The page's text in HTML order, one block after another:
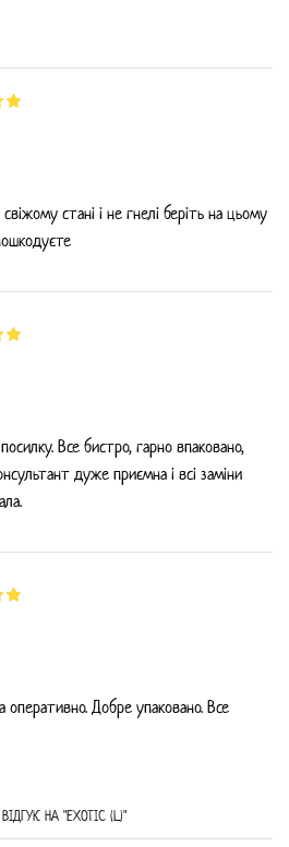
стані і не гнелі беріть на цьому
Все бистро, гарно впаковано,
дуже приємна і всі заміни
Добре упаковано. Все
НА "EXOTIC (L)"